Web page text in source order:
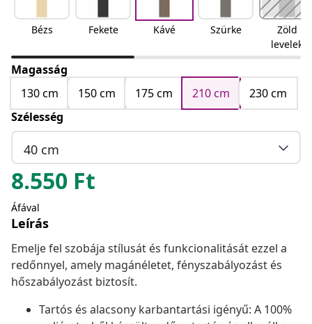
Bézs Fekete Kávé Szürke
Zöld
levelek
Magasság
130 cm
150 cm 175 cm 210 cm
230 cm
Szélesség
40 cm
8.550 Ft
Áfával
Leírás
Emelje fel szobája stílusát és funkcionalitását ezzel a
redőnnyel, amely magánéletet, fényszabályozást és
hőszabályozást biztosít.
Tartós és alacsony karbantartási igényű: A 100%